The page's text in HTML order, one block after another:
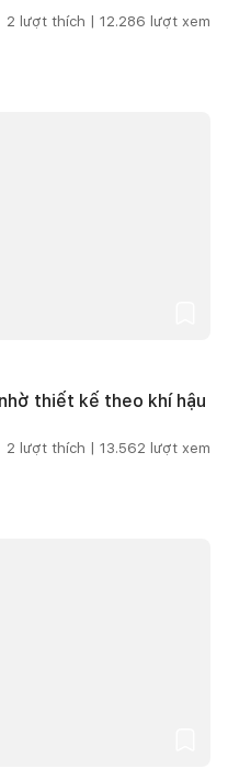
2 lượt thích | 12.286 lượt xem
thiết kế theo khí hậu
2 lượt thích | 13.562 lượt xem